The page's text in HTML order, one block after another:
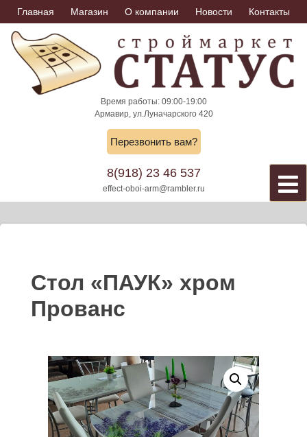
Skip
to
content
Главная Магазин О компании Новости Контакты
Время работы: 09:00-19:00
Армавир, ул.Луначарского 420
Перезвонить вам?
8(918) 23 46 537
effect-oboi-arm@rambler.ru
Стол «ПАУК» хром
Прованс